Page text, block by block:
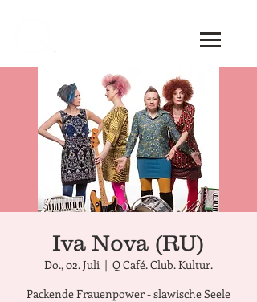
Iva Nova (RU)
Do., 02. Juli
  |
Q Café. Club. Kultur.
Packende Frauenpower - slawische Seele